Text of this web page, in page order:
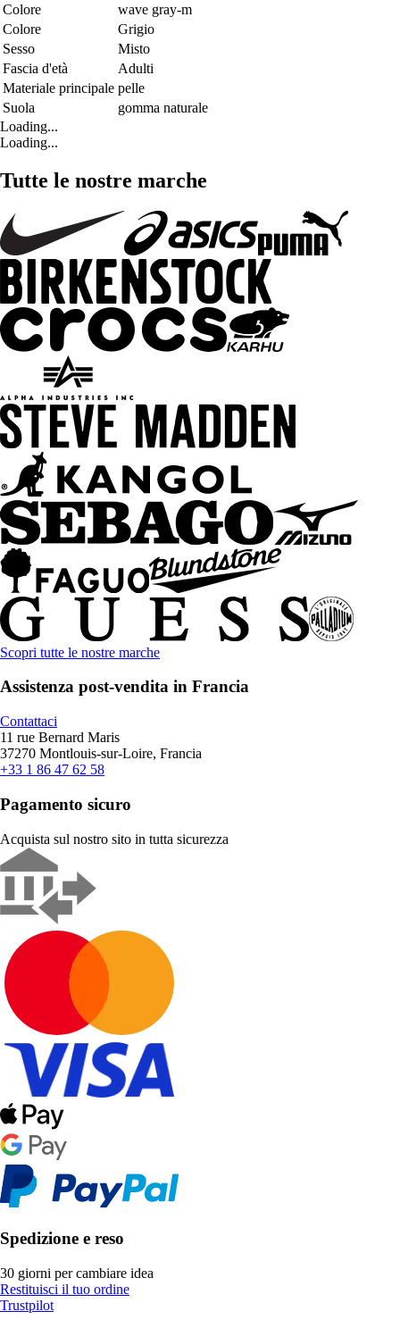
Colore
wave gray-m
Colore
Grigio
Sesso
Misto
Fascia d'età
Adulti
Materiale principale pelle
Suola
gomma naturale
Loading...
Loading...
Tutte le nostre marche
Scopri tutte le nostre marche
Assistenza post-vendita in Francia
Contattaci
11 rue Bernard Maris
37270 Montlouis-sur-Loire, Francia
+33 1 86 47 62 58
Pagamento sicuro
Acquista sul nostro sito in tutta sicurezza
Spedizione e reso
30 giorni per cambiare idea
Restituisci il tuo ordine
Trustpilot